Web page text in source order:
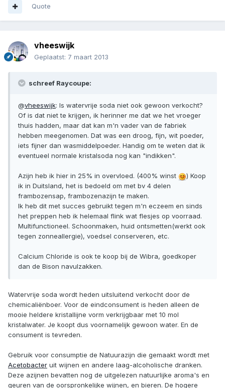
Quote
vheeswijk
Geplaatst: 7 maart 2013
schreef Raycoupe:
@vheeswijk: Is watervrije soda niet ook gewoon verkocht?
Of is dat niet te krijgen, ik herinner me dat we het vroeger
thuis hadden, maar dat kan m'n vader van de fabriek
hebben meegenomen. Dat was een droog, fijn, wit poeder,
iets fijner dan wasmiddelpoeder. Handig om te weten dat ik
eventueel normale kristalsoda nog kan "indikken".
Azijn heb ik hier in 25% in overvloed. (400% winst
) Koop
ik in Duitsland, het is bedoeld om met bv 4 delen
frambozensap, frambozenazijn te maken.
Ik heb dit met succes gebruikt tegen m'n eczeem en sinds
het preppen heb ik helemaal flink wat flesjes op voorraad.
Multifunctioneel. Schoonmaken, huid ontsmetten(werkt ook
tegen zonneallergie), voedsel conserveren, etc.
Calcium Chloride is ook te koop bij de Wibra, goedkoper
dan de Bison navulzakken.
Watervrije soda wordt heden uitsluitend verkocht door de
chemicaliënboer. Voor de eindconsument is heden alleen de
mooie heldere kristallijne vorm verkrijgbaar met 10 mol
kristalwater. Je koopt dus voornamelijk gewoon water. En de
consument is tevreden.
Gebruik voor consumptie de Natuurazijn die gemaakt wordt met
Acetobacter uit wijnen en andere laag-alcoholische dranken.
Deze azijnen bevatten nog de uitgelezen natuurlijke aroma's en
geuren van de oorspronkelijke wijnen, en bieren. De hogere